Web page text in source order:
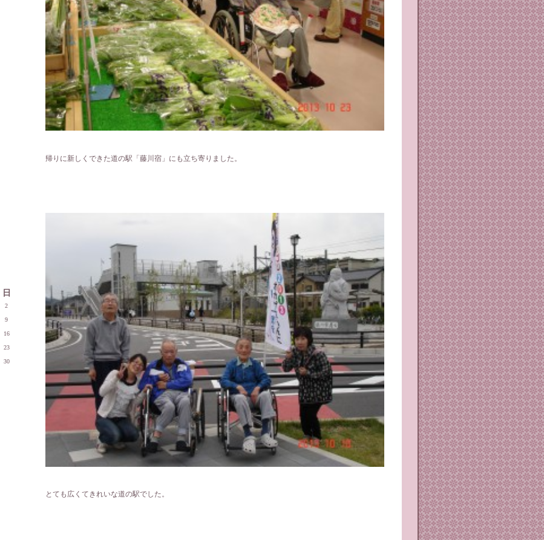
帰りに新しくできた道の駅「藤川宿」にも立ち寄りました。
とても広くてきれいな道の駅でした。
日
2
9
16
23
30